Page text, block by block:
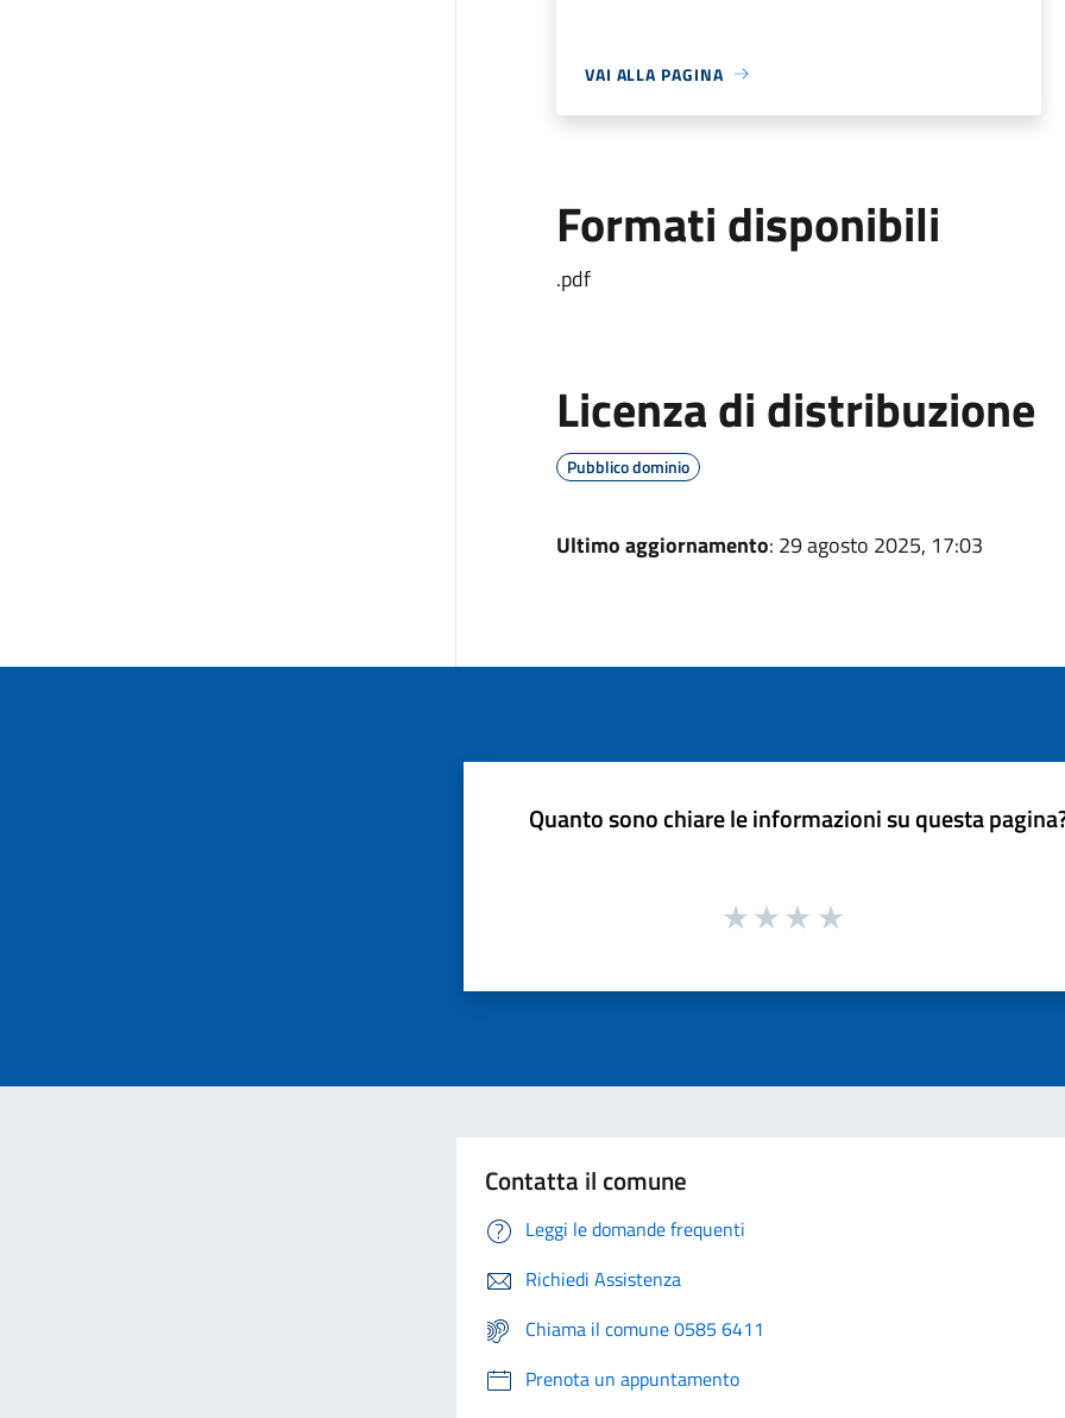
VAI ALLA PAGINA
Formati disponibili
.pdf
Licenza di distribuzione
Pubblico dominio
Ultimo aggiornamento: 29 agosto 2025, 17:03
Quanto sono chiare le informazioni su questa
Contatta il comune
Leggi le domande frequenti
Richiedi Assistenza
Chiama il comune 0585 6411
Prenota un appuntamento